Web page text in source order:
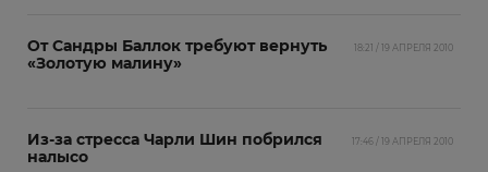
18:21 / 19 АПРЕЛЯ 2010
От Сандры Баллок требуют вернуть
«Золотую малину»
17:46 / 19 АПРЕЛЯ 2010
Из-за стресса Чарли Шин побрился
налысо